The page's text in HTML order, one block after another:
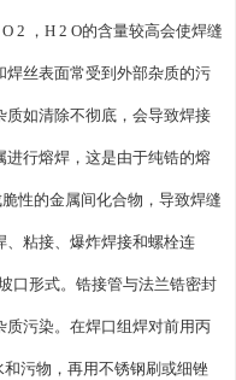
2 ，H 2 O的含量较高会使焊缝
丝表面常受到外部杂质的污
如清除不彻底，会导致焊接
行熔焊，这是由于纯锆的熔
性的金属间化合物，导致焊缝
、粘接、爆炸焊接和螺栓连
口形式。锆接管与法兰锆密封
污染。在焊口组焊对前用丙
污物，再用不锈钢刷或细锉